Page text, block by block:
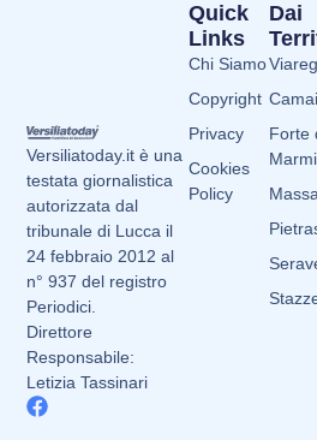
Versiliatoday.it è una
testata giornalistica
autorizzata dal
tribunale di Lucca il
24 febbraio 2012 al
n° 937 del registro
Periodici.
Direttore
Responsabile:
Letizia Tassinari
Dai
Forte
Marmi
Quick
Links
Chi Siamo
Copyright
Privacy
Cookies
Policy